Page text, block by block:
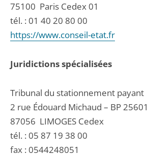
75100 Paris Cedex 01
tél. : 01 40 20 80 00
https://www.conseil-etat.fr
Juridictions spécialisées
Tribunal du stationnement payant
2 rue Édouard Michaud – BP 25601
87056 LIMOGES Cedex
tél. : 05 87 19 38 00
fax : 0544248051